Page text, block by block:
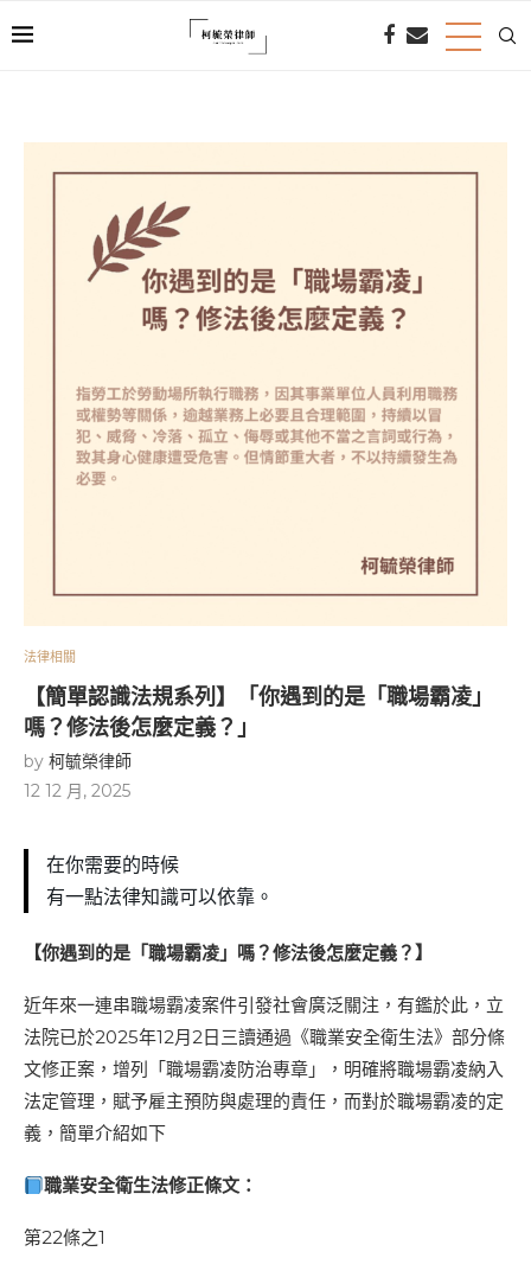
法律相關
【簡單認識法規系列】「你遇到的是「職場霸凌」
嗎？修法後怎麼定義？」
by 柯毓榮律師
12 12 月, 2025
在你需要的時候
有一點法律知識可以依靠。
【你遇到的是「職場霸凌」嗎？修法後怎麼定義？】
近年來一連串職場霸凌案件引發社會廣泛關注，有鑑於此，立
法院已於2025年12月2日三讀通過《職業安全衛生法》部分條
文修正案，增列「職場霸凌防治專章」，明確將職場霸凌納入
法定管理，賦予雇主預防與處理的責任，而對於職場霸凌的定
義，簡單介紹如下
職業安全衛生法修正條文：
第22條之1